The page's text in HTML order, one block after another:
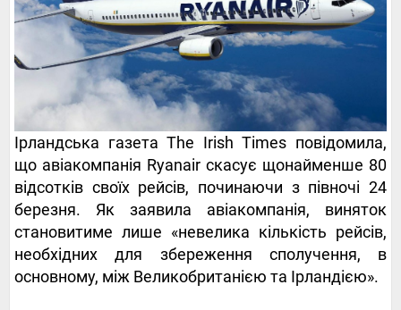
Ірландська газета The Irish Times повідомила,
що авіакомпанія Ryanair скасує щонайменше 80
відсотків своїх рейсів, починаючи з півночі 24
березня. Як заявила авіакомпанія, виняток
становитиме лише «невелика кількість рейсів,
необхідних для збереження сполучення, в
основному, між Великобританією та Ірландією».